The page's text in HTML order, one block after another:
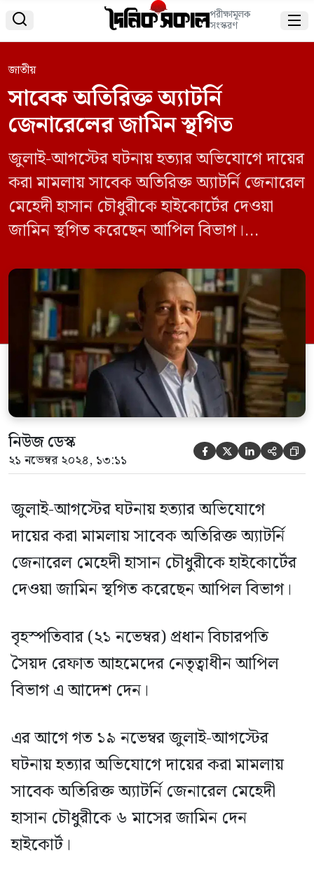
 পরীক্ষামূলক
সংস্করণ 
জাতীয়
সাবেক অতিরিক্ত অ্যাটর্নি
জেনারেলের জামিন স্থগিত
জুলাই-আগস্টের ঘটনায় হত্যার অভিযোগে দায়ের
করা মামলায় সাবেক অতিরিক্ত অ্যাটর্নি জেনারেল
মেহেদী হাসান চৌধুরীকে হাইকোর্টের দেওয়া
জামিন স্থগিত করেছেন আপিল বিভাগ।
রেফাত আহমেদের নেতৃত্বাধীন আপিল বিভাগ এ
আদেশ দেন। এর আগে গত ১৯ নভেম্বর জুলাই-
আগস্টের ঘটনায় হত্যার অভিযোগে দায়ের করা
মামলায় সাবেক অতিরিক্ত অ্যাটর্নি জেনারেল
মেহেদী হাসান চৌধুরীকে ৬ […]
নিউজ ডেস্ক
২১ নভেম্বর ২০২৪, ১৩:১১     
জুলাই-আগস্টের ঘটনায় হত্যার অভিযোগে
দায়ের করা মামলায় সাবেক অতিরিক্ত অ্যাটর্নি
জেনারেল মেহেদী হাসান চৌধুরীকে হাইকোর্টের
দেওয়া জামিন স্থগিত করেছেন আপিল বিভাগ।
বৃহস্পতিবার (২১ নভেম্বর) প্রধান বিচারপতি
সৈয়দ রেফাত আহমেদের নেতৃত্বাধীন আপিল
বিভাগ এ আদেশ দেন।
এর আগে গত ১৯ নভেম্বর জুলাই-আগস্টের
ঘটনায় হত্যার অভিযোগে দায়ের করা মামলায়
সাবেক অতিরিক্ত অ্যাটর্নি জেনারেল মেহেদী
হাসান চৌধুরীকে ৬ মাসের জামিন দেন
হাইকোর্ট।